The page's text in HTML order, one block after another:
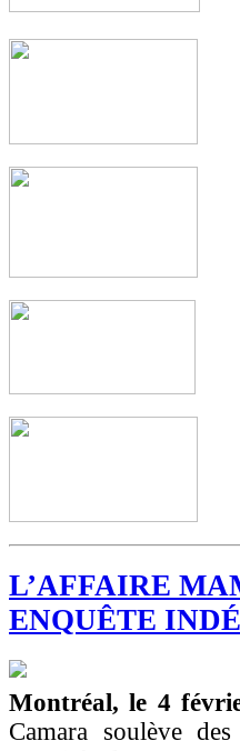
L’AFFAIRE
ENQUÊTE
Montréal, le 4
Camara soulève